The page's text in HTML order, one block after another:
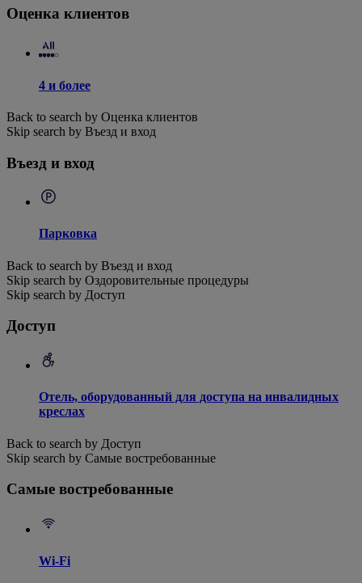
Оценка клиентов
4 и более
Back to search by Оценка клиентов
Skip search by Въезд и вход
Въезд и вход
Парковка
Back to search by Въезд и вход
Skip search by Оздоровительные процедуры
Skip search by Доступ
Доступ
Отель, оборудованный для доступа на инвалидных
креслах
Back to search by Доступ
Skip search by Самые востребованные
Самые востребованные
Wi-Fi